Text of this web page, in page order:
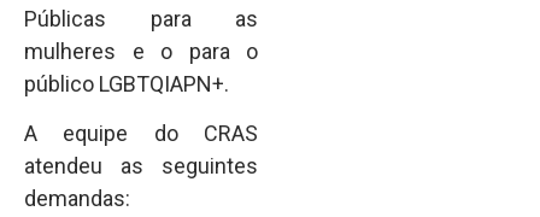
Públicas para as
mulheres e o para o
público LGBTQIAPN+.
A equipe do CRAS
atendeu as seguintes
demandas: